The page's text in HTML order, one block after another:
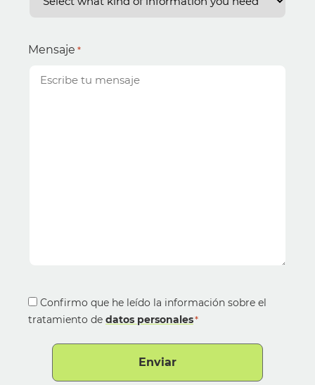
Mensaje *
Acepto
*
Confirmo que he leído la información sobre el
tratamiento de datos personales*